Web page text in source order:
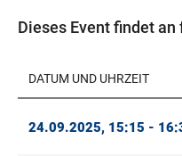
Dieses Event findet
DATUM UND UHRZEIT
24.09.2025, 15:15 -